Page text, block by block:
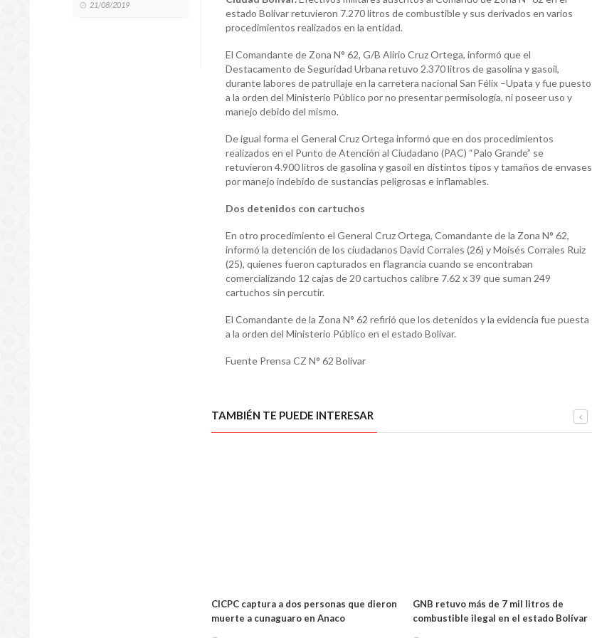
21/08/2019
estado Bolívar retuvieron 7.270 litros de combustible y sus derivados en varios
procedimientos realizados en la entidad.
El Comandante de Zona N° 62, G/B Alirio Cruz Ortega, informó que el
Destacamento de Seguridad Urbana retuvo 2.370 litros de gasolina y gasoil,
durante labores de patrullaje en la carretera nacional San Félix –Upata y fue puesto
a la orden del Ministerio Público por no presentar permisología, ni poseer uso y
manejo debido del mismo.
De igual forma el General Cruz Ortega informó que en dos procedimientos
realizados en el Punto de Atención al Ciudadano (PAC) “Palo Grande” se
retuvieron 4.900 litros de gasolina y gasoil en distintos tipos y tamaños de envases
por manejo indebido de sustancias peligrosas e inflamables.
Dos detenidos con cartuchos
En otro procedimiento el General Cruz Ortega, Comandante de la Zona N° 62,
informó la detención de los ciudadanos David Corrales (26) y Moisés Corrales Ruiz
(25), quienes fueron capturados en flagrancia cuando se encontraban
comercializando 12 cajas de 20 cartuchos calibre 7.62 x 39 que suman 249
cartuchos sin percutir.
El Comandante de la Zona N° 62 refirió que los detenidos y la evidencia fue puesta
a la orden del Ministerio Público en el estado Bolívar.
Fuente Prensa CZ N° 62 Bolívar
TAMBIÉN TE PUEDE INTERESAR
CICPC captura a dos personas que dieron
muerte a cunaguaro en Anaco
GNB retuvo más de 7 mil litros de
combustible ilegal en el estado Bolívar